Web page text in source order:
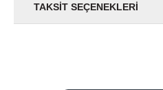
TAKSIT SEÇENEKLERI